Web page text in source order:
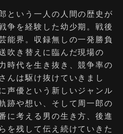
という一人の人間の歴史が
争を経験した幼少期。戦後
能界。収録無しの一発勝負
吹き替えに臨んだ現場の
時代を生き抜き、競争率の
んは駆け抜けていきまし
声優という新しいジャンル
跡や想い、そして周一郎の
に考える男の生き方、後進
を残して伝え続けていきた